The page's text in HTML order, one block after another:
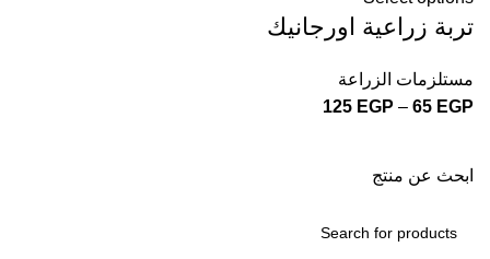
ابحث عن منتج
تربة زراعية اورجانيك
مستلزمات الزراعة
65 EGP
–
125 EGP